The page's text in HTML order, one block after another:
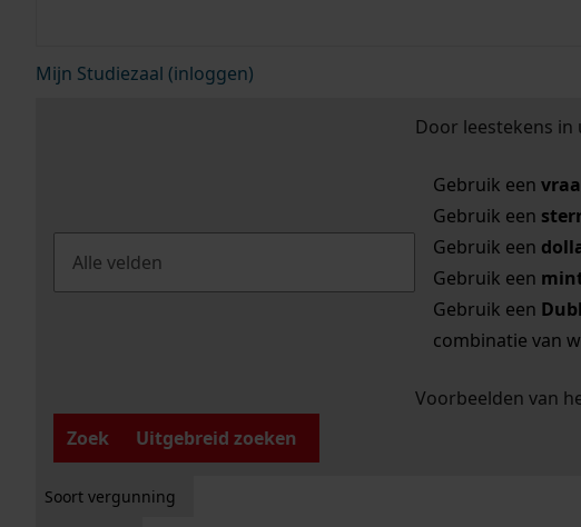
Mijn Studiezaal (inloggen)
Door leestekens
Gebruik een
Gebruik een
Gebruik een
Gebruik een
Gebruik een
combinatie van
Voorbeelden van
Zoek
Uitgebreid zoeken
Soort vergunning